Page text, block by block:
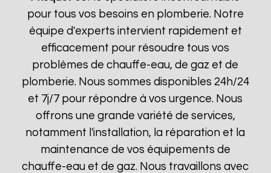
pour tous vos besoins en plomberie. Notre
équipe d'experts intervient rapidement et
efficacement pour résoudre tous vos
problèmes de chauffe-eau, de gaz et de
plomberie. Nous sommes disponibles 24h/24
et 7j/7 pour répondre à vos urgence. Nous
offrons une grande variété de services,
notamment l'installation, la réparation et la
maintenance de vos équipements de
chauffe-eau et de gaz. Nous travaillons avec